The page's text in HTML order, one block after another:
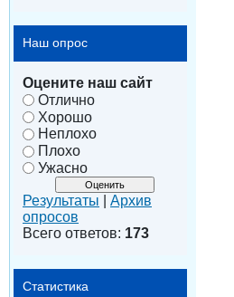
Наш опрос
Оцените наш сайт
Отлично
Хорошо
Неплохо
Плохо
Ужасно
Результаты
Архив
опросов
Всего ответов: 173
Статистика